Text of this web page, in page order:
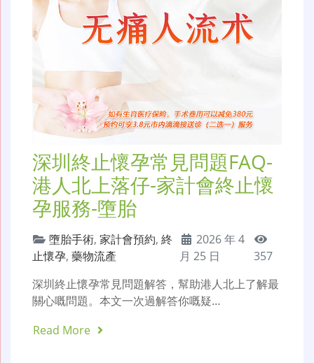
深圳終止懷孕常見問題FAQ-
港人北上落仔-家計會終止懷
孕服務-墮胎
墮胎手術, 家計會預約, 終
止懷孕, 藥物流產
2026 年 4
月 25 日
357
深圳終止懷孕常見問題解答，幫助港人北上了解最
關心嘅問題。本文一次過解答你嘅疑…
Read More